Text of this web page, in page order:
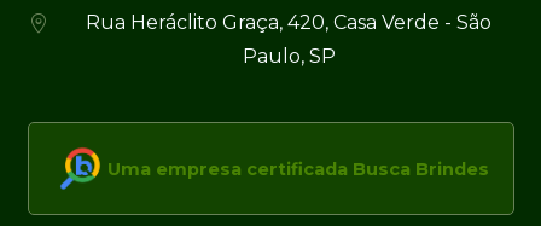
Rua Heráclito Graça, 420, Casa Verde - São
Paulo, SP
Uma empresa certificada Busca Brindes